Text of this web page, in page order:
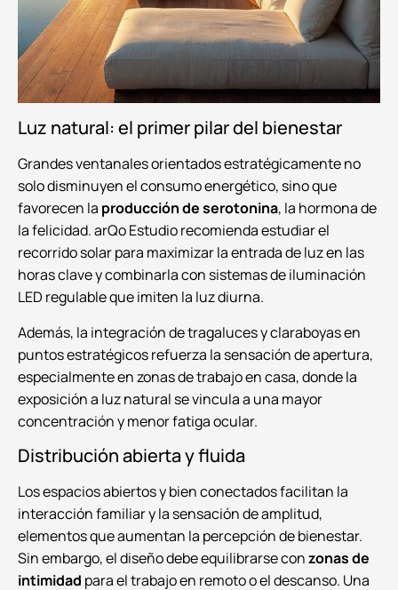
Luz natural: el primer pilar del bienestar
Grandes ventanales orientados estratégicamente no
solo disminuyen el consumo energético, sino que
favorecen la producción de serotonina, la hormona de
la felicidad. arQo Estudio recomienda estudiar el
recorrido solar para maximizar la entrada de luz en las
horas clave y combinarla con sistemas de iluminación
LED regulable que imiten la luz diurna.
Además, la integración de tragaluces y claraboyas en
puntos estratégicos refuerza la sensación de apertura,
especialmente en zonas de trabajo en casa, donde la
exposición a luz natural se vincula a una mayor
concentración y menor fatiga ocular.
Distribución abierta y fluida
Los espacios abiertos y bien conectados facilitan la
interacción familiar y la sensación de amplitud,
elementos que aumentan la percepción de bienestar.
Sin embargo, el diseño debe equilibrarse conzonas de
intimidad para el trabajo en remoto o el descanso. Una